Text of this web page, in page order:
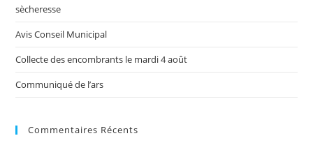
sècheresse
Avis Conseil Municipal
Collecte des encombrants le mardi 4 août
Communiqué de l’ars
Commentaires Récents